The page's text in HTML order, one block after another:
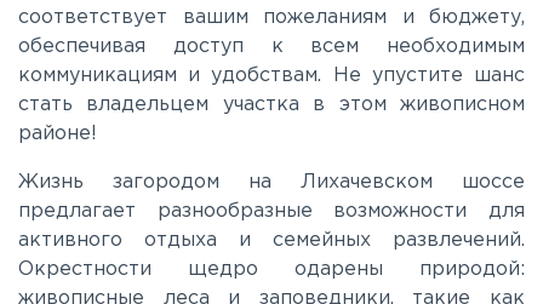
Рогачёвское
Рублево-Успенское
Симферопольское
Таракановское
соответствует вашим пожеланиям и бюджету,
обеспечивая доступ к всем необходимым
коммуникациям и удобствам. Не упустите шанс
стать владельцем участка в этом живописном
районе!
Жизнь загородом на Лихачевском шоссе
предлагает разнообразные возможности для
активного отдыха и семейных развлечений.
Окрестности щедро одарены природой:
живописные леса и заповедники, такие как